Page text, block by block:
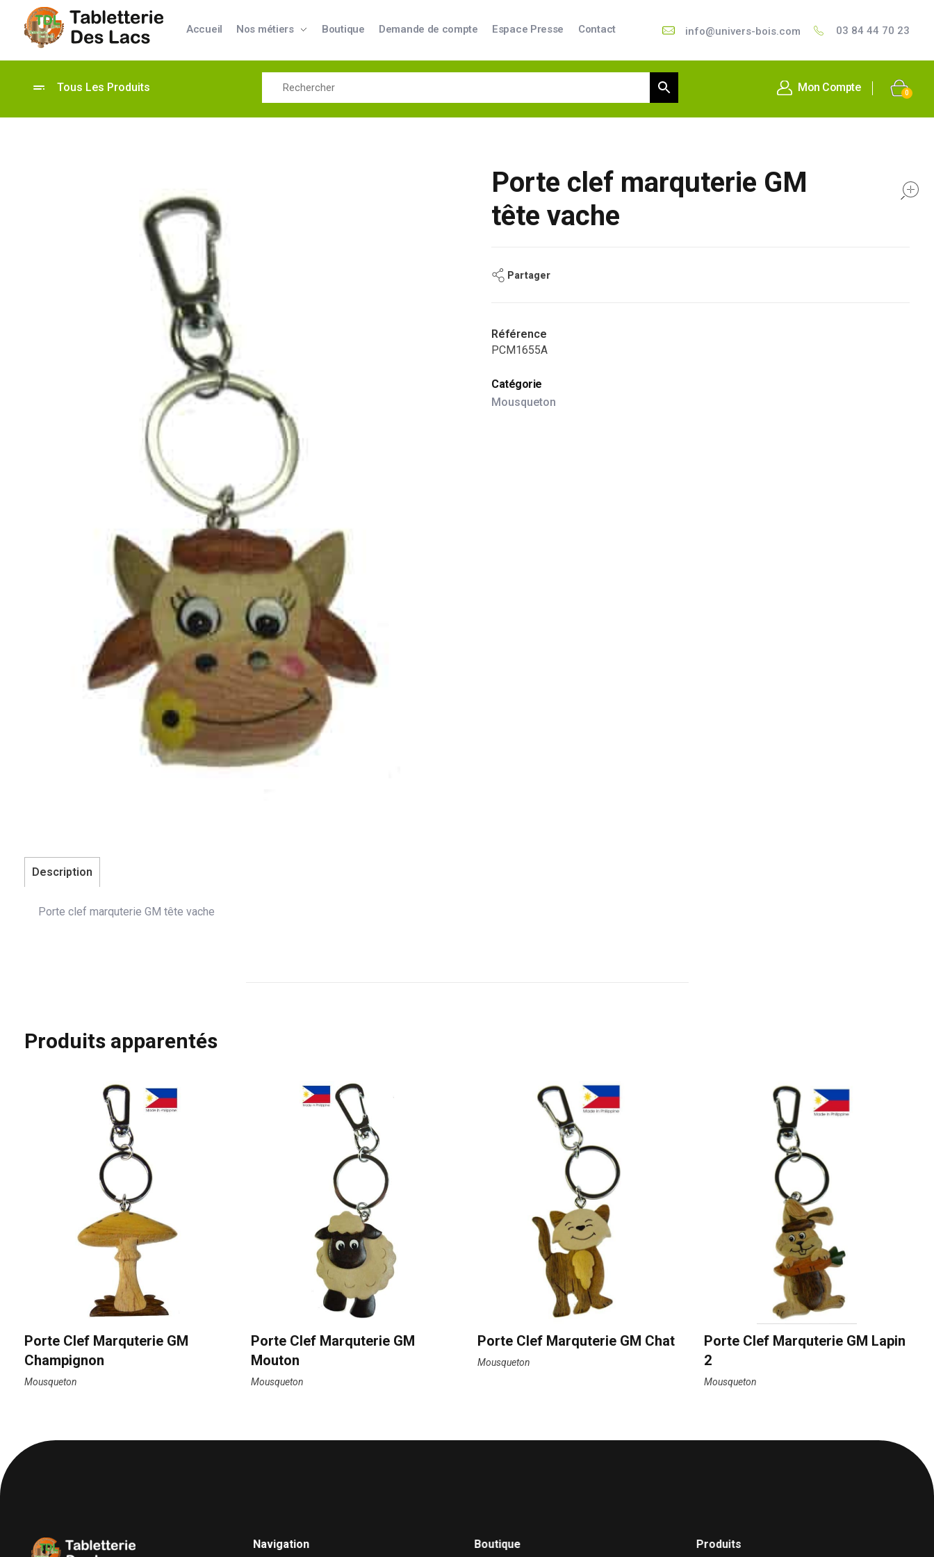
Tabletterie des Lacs
Accueil Nos métiers Boutique Demande de compte Espace Presse Contact info@univers-bois.com 03 84 44 70 23
Tous Les Produits Mon Compte 0
Porte clef marquterie GM
tête vache
Partager
Référence
PCM1655A
Catégorie
Mousqueton
Description
Porte clef marquterie GM tête vache
Produits apparentés
Porte Clef Marquterie GM
Champignon
Mousqueton
Porte Clef Marquterie GM
Mouton
Mousqueton
Porte Clef Marquterie GM Chat
Mousqueton
Porte Clef Marquterie GM Lapin
2
Mousqueton
Navigation Boutique Produits